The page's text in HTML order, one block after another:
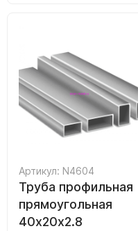
Артикул: N4604
Труба профильная
прямоугольная
40х20х2.8